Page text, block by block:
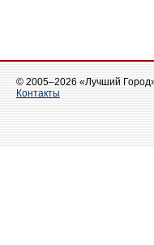
© 2005–2026 «Лучший
Контакты